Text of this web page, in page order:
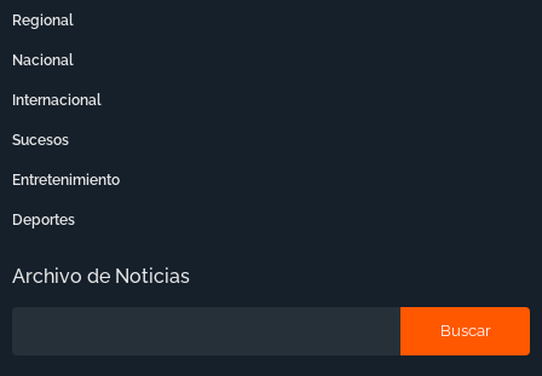
Regional
Nacional
Internacional
Sucesos
Entretenimiento
Deportes
Archivo de Noticias